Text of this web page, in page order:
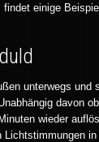
einige
unterwegs und
davon
wieder
Lichtstimmungen